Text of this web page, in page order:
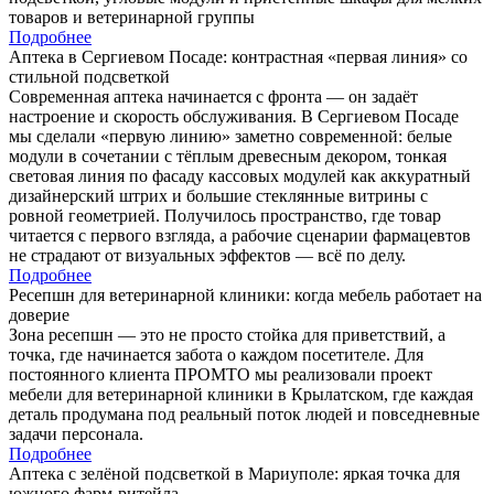
товаров и ветеринарной группы
Подробнее
Аптека в Сергиевом Посаде: контрастная «первая линия» со
стильной подсветкой
Современная аптека начинается с фронта — он задаёт
настроение и скорость обслуживания. В Сергиевом Посаде
мы сделали «первую линию» заметно современной: белые
модули в сочетании с тёплым древесным декором, тонкая
световая линия по фасаду кассовых модулей как аккуратный
дизайнерский штрих и большие стеклянные витрины с
ровной геометрией. Получилось пространство, где товар
читается с первого взгляда, а рабочие сценарии фармацевтов
не страдают от визуальных эффектов — всё по делу.
Подробнее
Ресепшн для ветеринарной клиники: когда мебель работает на
доверие
Зона ресепшн — это не просто стойка для приветствий, а
точка, где начинается забота о каждом посетителе. Для
постоянного клиента ПРОМТО мы реализовали проект
мебели для ветеринарной клиники в Крылатском, где каждая
деталь продумана под реальный поток людей и повседневные
задачи персонала.
Подробнее
Аптека с зелёной подсветкой в Мариуполе: яркая точка для